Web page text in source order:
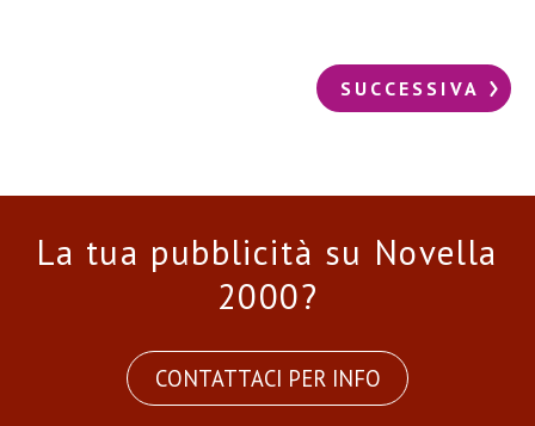
SUCCESSIVA
La tua pubblicità su Novella
2000?
CONTATTACI PER INFO